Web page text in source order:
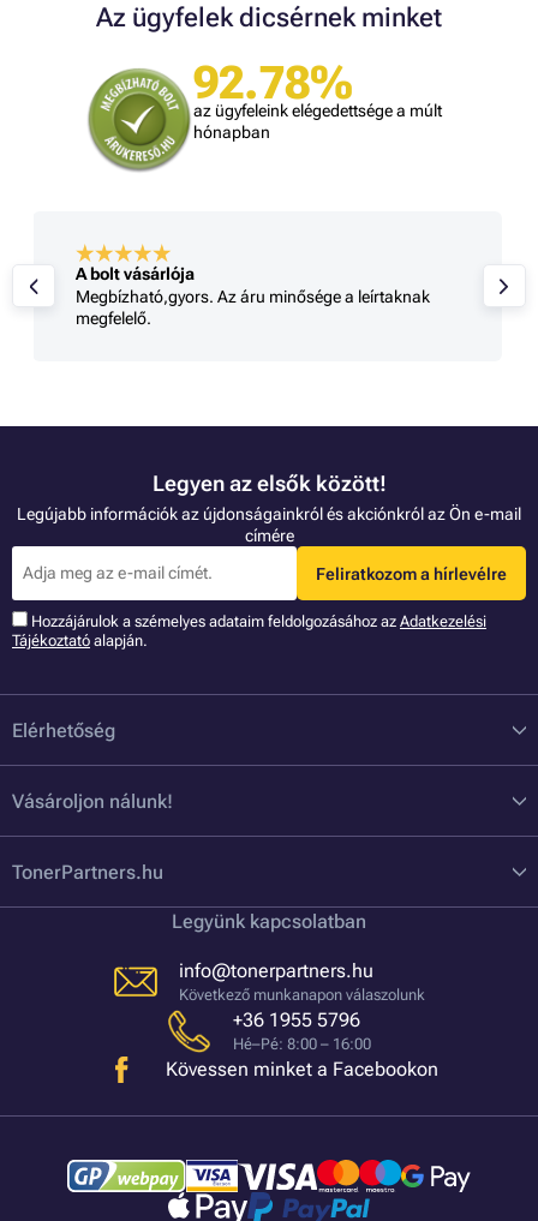
Az ügyfelek dicsérnek minket
92.78%
az ügyfeleink elégedettsége a múlt
hónapban
A bolt vásárlója
Megbízható,gyors. Az áru minősége a leírtaknak
megfelelő.
Legyen az elsők között!
Legújabb információk az újdonságainkról és akciónkról az Ön e-mail
címére
Feliratkozom a hírlevélre
Hozzájárulok a szémelyes adataim feldolgozásához az Adatkezelési
Tájékoztató alapján.
Elérhetőség
Vásároljon nálunk!
TonerPartners.hu
Legyünk kapcsolatban
info@tonerpartners.hu
Következő munkanapon válaszolunk
+36 1955 5796
Hé–Pé: 8:00 – 16:00
Kövessen minket a Facebookon